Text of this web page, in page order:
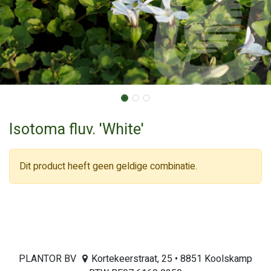
Isotoma fluv. 'White'
Dit product heeft geen geldige combinatie.
PLANTOR BV
Kortekeerstraat, 25 • 8851 Koolskamp